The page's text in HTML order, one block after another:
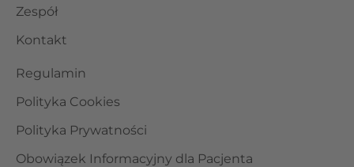
Zespół
Kontakt
Regulamin
Polityka Cookies
Polityka Prywatności
Obowiązek Informacyjny dla Pacjenta